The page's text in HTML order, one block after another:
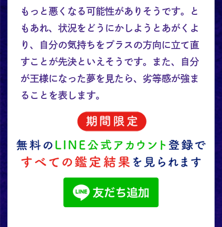
もっと悪くなる可能性がありそうです。と
もあれ、状況をどうにかしようとあがくよ
り、自分の気持ちをプラスの方向に立て直
すことが先決といえそうです。また、自分
が王様になった夢を見たら、劣等感が強ま
ることを表します。